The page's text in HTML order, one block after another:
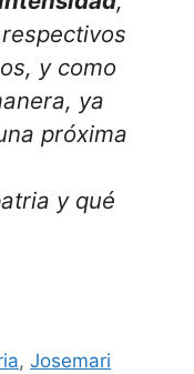
y como
ya
próxima
y qué
,Josemari